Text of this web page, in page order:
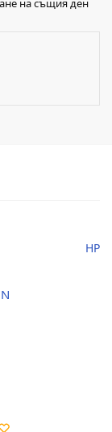
на същия ден
HP